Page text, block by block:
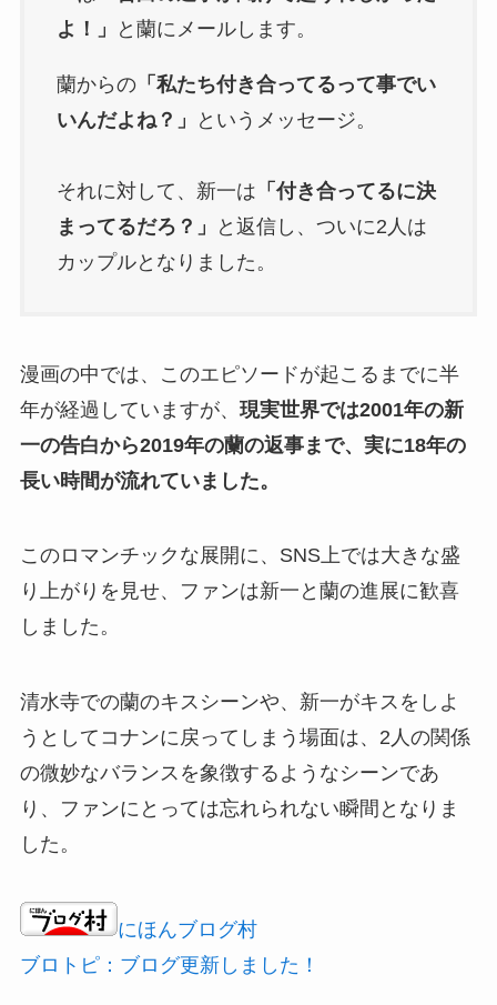
よ！」
と蘭にメールします。
蘭からの「私たち付き合ってるって事でい
いんだよね？」
というメッセージ。
それに対して、新一は 「付き合ってるに決
まってるだろ？」
と返信し、ついに2人は
カップルとなりました。
漫画の中では、このエピソードが起こるまでに半
年が経過していますが、 現実世界では2001年の新
一の告白から2019年の蘭の返事まで、実に18年の
長い時間が流れていました。
このロマンチックな展開に、SNS上では大きな盛
り上がりを見せ、ファンは新一と蘭の進展に歓喜
しました。
清水寺での蘭のキスシーンや、新一がキスをしよ
うとしてコナンに戻ってしまう場面は、2人の関係
の微妙なバランスを象徴するようなシーンであ
り、ファンにとっては忘れられない瞬間となりま
した。
にほんブログ村
ブロトピ：ブログ更新しました！